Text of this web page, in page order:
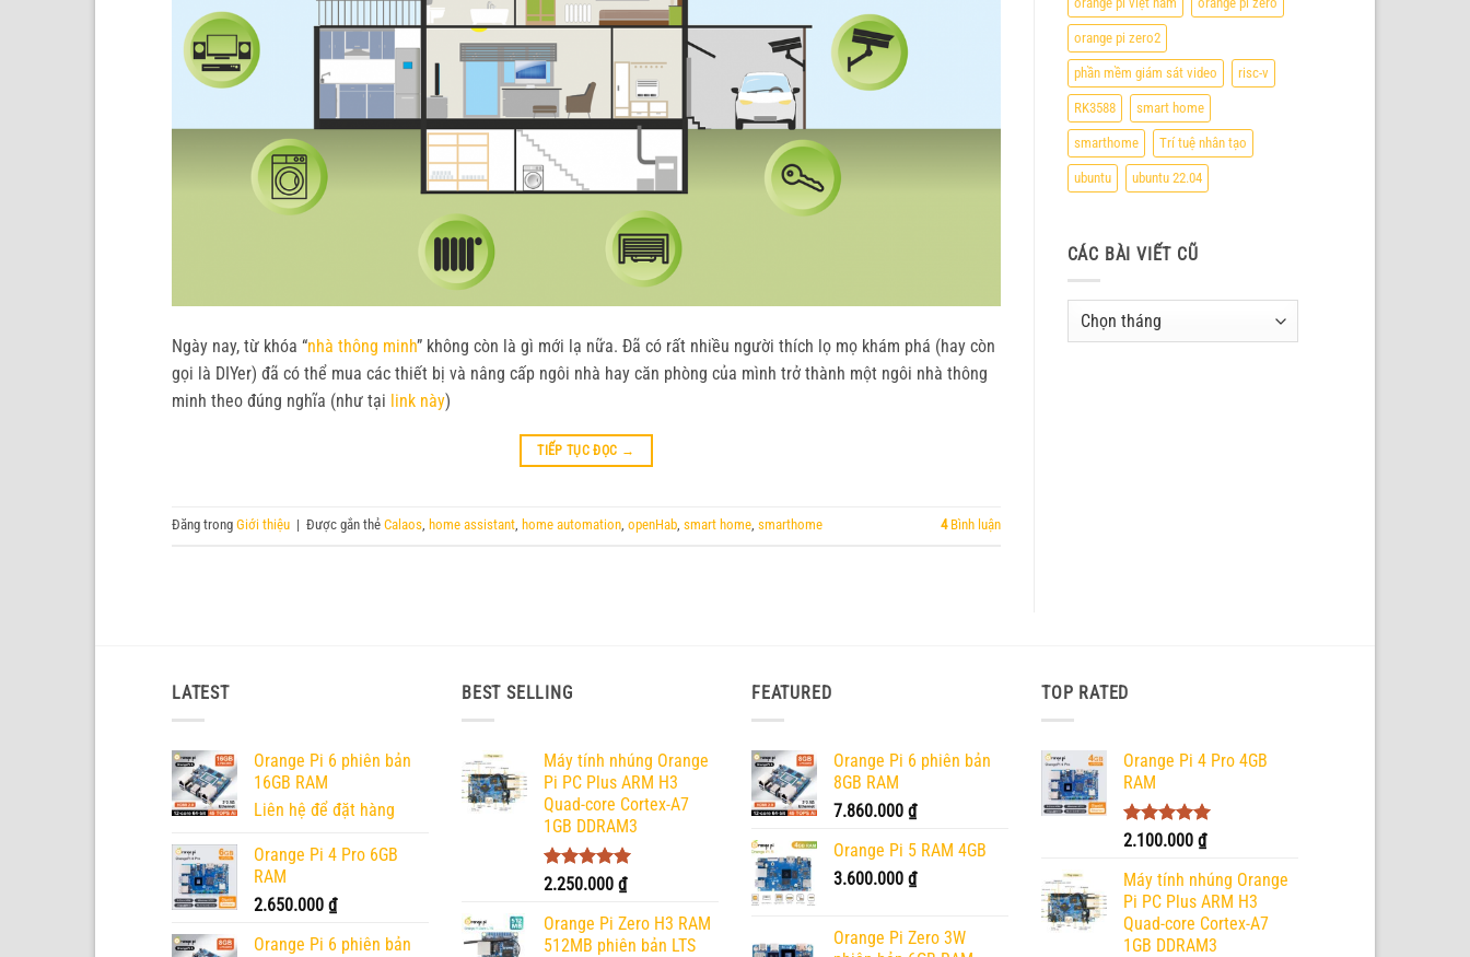
Ngày nay, từ khóa “nhà thông minh” không còn là gì mới lạ nữa. Đã có rất nhiều người thích lọ mọ khám phá (hay còn
gọi là DIYer) đã có thể mua các thiết bị và nâng cấp ngôi nhà hay căn phòng của mình trở thành một ngôi nhà thông
minh theo đúng nghĩa (như tại link này)
TIẾP TỤC ĐỌC →
Đăng trong Giới thiệu | Được gắn thẻ Calaos, home assistant, home automation, openHab, smart home, smarthome 4Bình luận
orange pi zero2
phần mềm giám sát video risc-v
RK3588 smart home
smarthome Trí tuệ nhân tạo
ubuntu ubuntu 22.04
CÁC BÀI VIẾT CŨ
Các
LATEST
Orange Pi 6 phiên bản
16GB RAM
Liên hệ để đặt hàng
Orange Pi 4 Pro 6GB
RAM
2.650.000 ₫
Orange Pi 6 phiên bản
BEST SELLING
Máy tính nhúng Orange
Pi PC Plus ARM H3
Quad-core Cortex-A7
1GB DDRAM3
Được xếp
5 sao
2.250.000 ₫
Orange Pi Zero H3 RAM
512MB phiên bản LTS
FEATURED
Orange Pi 6 phiên bản
8GB RAM
7.860.000 ₫
Orange Pi 5 RAM 4GB
3.600.000 ₫
Orange Pi Zero 3W
TOP RATED
Orange Pi 4 Pro 4GB
RAM
Được xếp
5 sao
2.100.000 ₫
Máy tính nhúng Orange
Pi PC Plus ARM H3
Quad-core Cortex-A7
1GB DDRAM3